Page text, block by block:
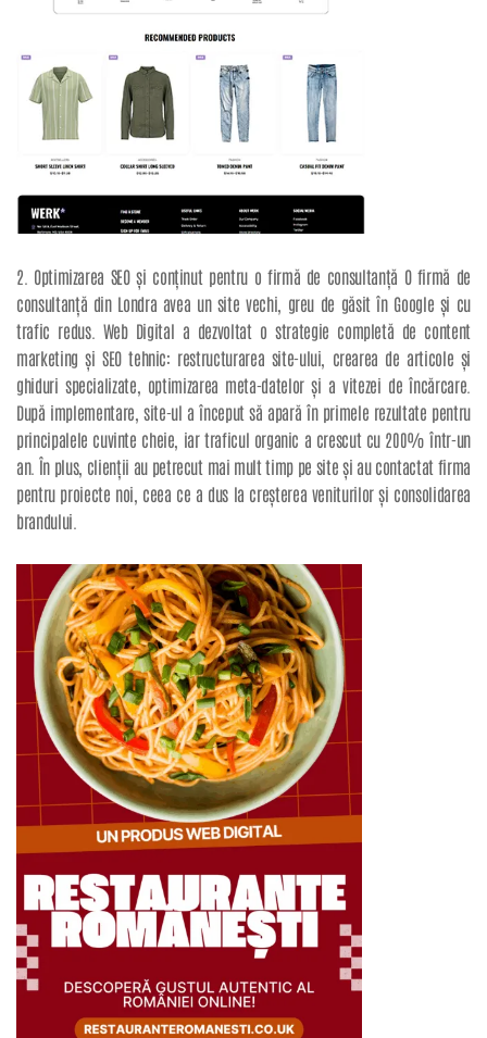
2. Optimizarea SEO și conținut pentru o firmă de consultanță O firmă de
consultanță din Londra avea un site vechi, greu de găsit în Google și cu
trafic redus. Web Digital a dezvoltat o strategie completă de content
marketing și SEO tehnic: restructurarea site-ului, crearea de articole și
ghiduri specializate, optimizarea meta-datelor și a vitezei de încărcare.
După implementare, site-ul a început să apară în primele rezultate pentru
principalele cuvinte cheie, iar traficul organic a crescut cu 200% într-un
an. În plus, clienții au petrecut mai mult timp pe site și au contactat firma
pentru proiecte noi, ceea ce a dus la creșterea veniturilor și consolidarea
brandului.